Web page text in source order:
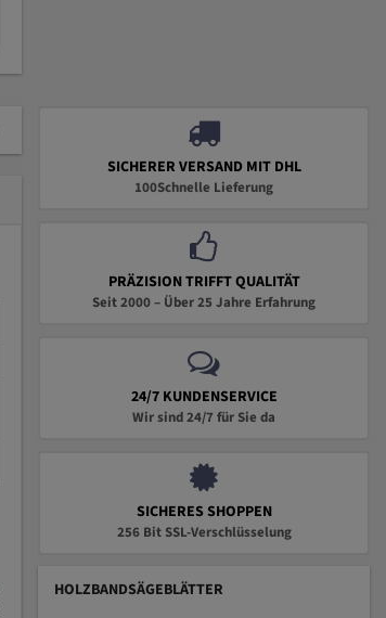
SICHERER VERSAND MIT DHL
100Schnelle Lieferung
PRÄZISION TRIFFT QUALITÄT
Seit 2000 – Über 25 Jahre Erfahrung
24/7 KUNDENSERVICE
Wir sind 24/7 für Sie da
SICHERES SHOPPEN
256 Bit SSL-Verschlüsselung
HOLZBANDSÄGEBLÄTTER